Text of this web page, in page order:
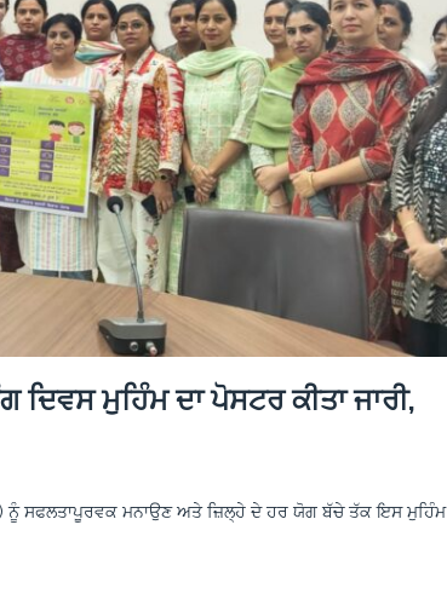
ਦਿਵਸ ਮੁਹਿੰਮ ਦਾ ਪੋਸਟਰ ਕੀਤਾ ਜਾਰੀ,
ਨੂੰ ਸਫਲਤਾਪੂਰਵਕ ਮਨਾਉਣ ਅਤੇ ਜ਼ਿਲ੍ਹੇ ਦੇ ਹਰ ਯੋਗ ਬੱਚੇ ਤੱਕ ਇਸ ਮੁਹਿੰਮ